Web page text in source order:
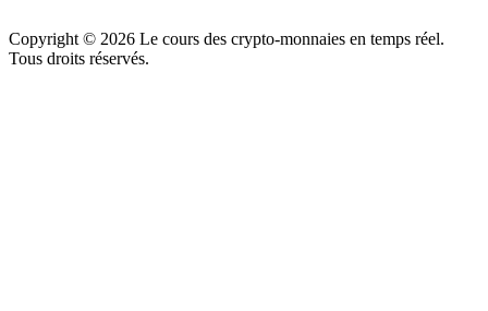
Copyright © 2026 Le cours des crypto-monnaies en temps réel.
Tous droits réservés.